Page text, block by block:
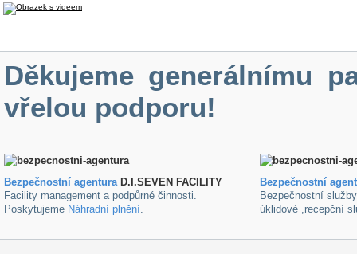
Děkujeme generálnímu
vřelou podporu!
Bezpečnostní agenturaD.I.SEVEN FACILITY
Facility management a podpůrné činnosti.
Poskytujeme Náhradní plnění.
Bezpečnostní
Bezpečnostní
úklidové ,recepční